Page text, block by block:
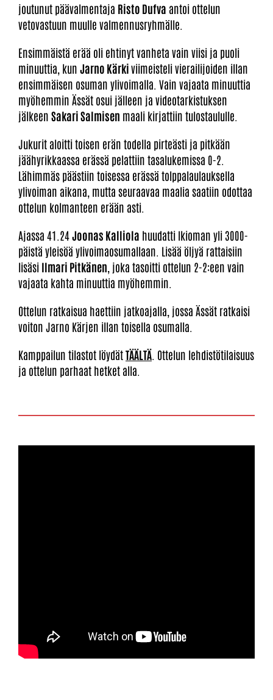
joutunut päävalmentaja Risto Dufva antoi ottelun
vetovastuun muulle valmennusryhmälle.
Ensimmäistä erää oli ehtinyt vanheta vain viisi ja puoli
minuuttia, kun Jarno Kärkiviimeisteli vierailijoiden illan
ensimmäisen osuman ylivoimalla. Vain vajaata minuuttia
myöhemmin Ässät osui jälleen ja videotarkistuksen
jälkeen Sakari Salmisen maali kirjattiin tulostaululle.
Jukurit aloitti toisen erän todella pirteästi ja pitkään
jäähyrikkaassa erässä pelattiin tasalukemissa 0-2.
Lähimmäs päästiin toisessa erässä tolppalaulauksella
ylivoiman aikana, mutta seuraavaa maalia saatiin odottaa
ottelun kolmanteen erään asti.
Ajassa 41.24Joonas Kalliola huudatti Ikioman yli 3000-
päistä yleisöä ylivoimaosumallaan. Lisää öljyä rattaisiin
lisäsi Ilmari Pitkänen , joka tasoitti ottelun 2-2:een vain
vajaata kahta minuuttia myöhemmin.
Ottelun ratkaisua haettiin jatkoajalla, jossa Ässät ratkaisi
voiton Jarno Kärjen illan toisella osumalla.
Kamppailun tilastot löydätTÄÄLTÄ . Ottelun lehdistötilaisuus
ja ottelun parhaat hetket alla.